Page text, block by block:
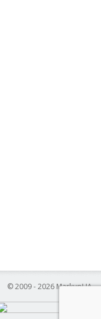
© 2009 - 2026 MarkupUA